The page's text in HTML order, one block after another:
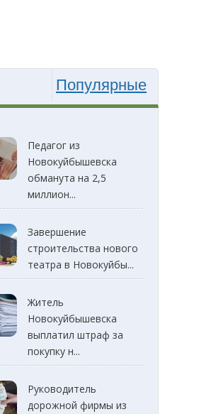
Популярные
Педагог из
Новокуйбышевска
обманута на 2,5
миллион...
Завершение
строительства нового
театра в Новокуйбы...
Житель
Новокуйбышевска
выплатил штраф за
покупку н...
Руководитель
дорожной фирмы из